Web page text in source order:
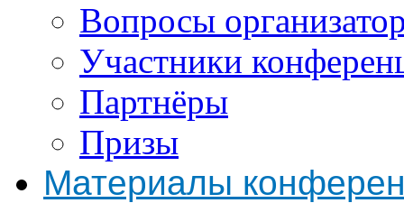
Вопросы
Участники
Партнёры
Призы
Материалы